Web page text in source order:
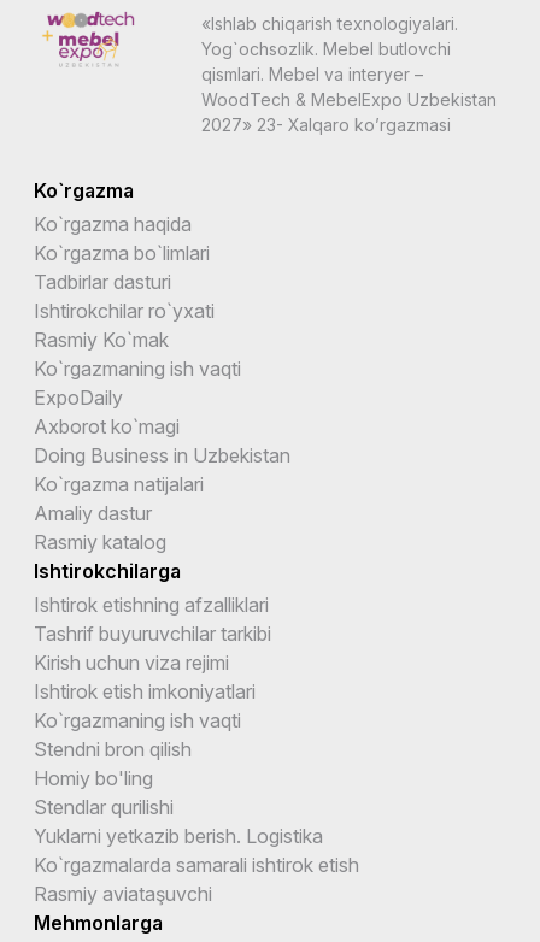
«Ishlab chiqarish texnologiyalari.
Yog`ochsozlik. Mebel butlovchi
qismlari. Mebel va interyer –
WoodTech & MebelExpo Uzbekistan
2027» 23- Xalqaro ko’rgazmasi
Ko`rgazma
Ko`rgazma haqida
Ko`rgazma bo`limlari
Tadbirlar dasturi
Ishtirokchilar ro`yxati
Rasmiy Ko`mak
Ko`rgazmaning ish vaqti
ExpoDaily
Axborot ko`magi
Doing Business in Uzbekistan
Ko`rgazma natijalari
Amaliy dastur
Rasmiy katalog
Ishtirokchilarga
Ishtirok etishning afzalliklari
Tashrif buyuruvchilar tarkibi
Kirish uchun viza rejimi
Ishtirok etish imkoniyatlari
Ko`rgazmaning ish vaqti
Stendni bron qilish
Homiy bo'ling
Stendlar qurilishi
Yuklarni yetkazib berish. Logistika
Ko`rgazmalarda samarali ishtirok etish
Rasmiy aviataşuvchi
Mehmonlarga